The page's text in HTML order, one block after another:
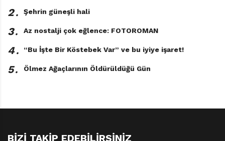
2․ Şehrin güneşli hali
3․ Az nostalji çok eğlence: FOTOROMAN
4․ “Bu İşte Bir Köstebek Var” ve bu iyiye işaret!
5․ Ölmez Ağaçlarının Öldürüldüğü Gün
BIZI TAKIP EDEBILIRSINIZ